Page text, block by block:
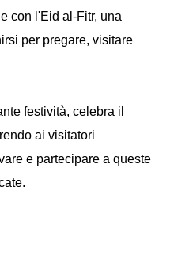
con l'Eid al-Fitr, una
per pregare, visitare
festività, celebra il
ai visitatori
e partecipare a queste